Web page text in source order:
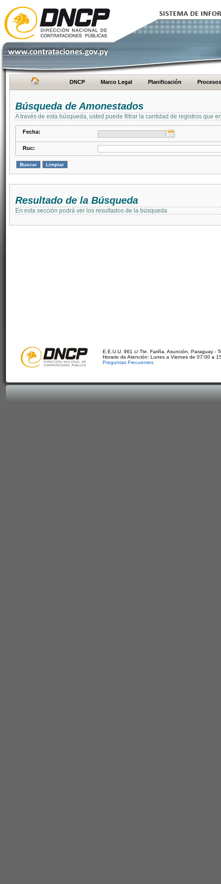
DNCP Marco Legal Planificación Procesos
Búsqueda de Amonestados
A través de esta búsqueda, usted puede filtrar la cantidad de registros que
Fecha:
Ruc:
Resultado de la Búsqueda
En esta sección podrá ver los resultados de la búsqueda
E.E.U.U. 961 c/ Tte. Fariña. Asunción, Paraguay -
Horario de Atención: Lunes a Viernes de 07:00 a
Preguntas Frecuentes